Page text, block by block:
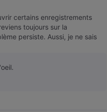
certains enregistrements
toujours sur la
persiste. Aussi, je ne sais